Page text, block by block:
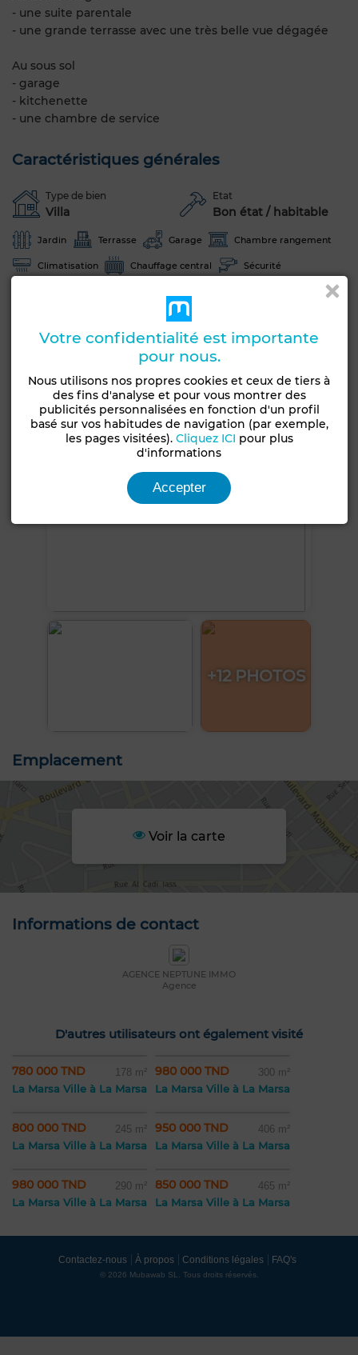
- une suite parentale
- une grande terrasse avec une très belle vue dégagée
Au sous sol
- garage
- kitchenette
- une chambre de service
Caractéristiques générales
Type de bien
Villa
Etat
Bon état / habitable
Jardin Terrasse Garage Chambre rangement
Climatisation Chauffage central Sécurité
Machine à laver
Micro-ondes
Voir plus de photos
+12 PHOTOS
Emplacement
Voir la carte
Informations de contact
AGENCE NEPTUNE IMMO
Agence
D'autres utilisateurs ont également visité
780 000 TND 178 m²
La Marsa Ville à La Marsa
980 000 TND 300 m²
La Marsa Ville à La Marsa
800 000 TND 245 m²
La Marsa Ville à La Marsa
950 000 TND 406 m²
La Marsa Ville à La Marsa
980 000 TND 290 m²
La Marsa Ville à La Marsa
850 000 TND 465 m²
La Marsa Ville à La Marsa
Contactez-nous À propos Conditions légales FAQ's
© 2026 Mubawab SL. Tous droits réservés.
Votre confidentialité est importante
pour nous.
Nous utilisons nos propres cookies et ceux de tiers à
des fins d'analyse et pour vous montrer des
publicités personnalisées en fonction d'un profil
basé sur vos habitudes de navigation (par exemple,
les pages visitées). Cliquez ICI pour plus
d'informations
Accepter